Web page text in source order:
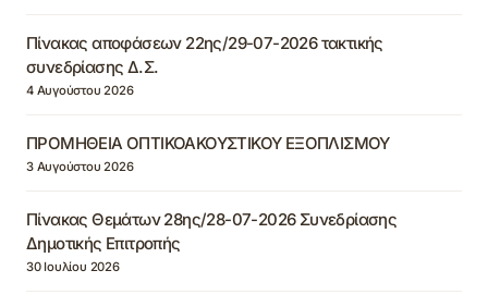
Πίνακας αποφάσεων 22ης/29-07-2026 τακτικής
συνεδρίασης Δ.Σ.
4 Αυγούστου 2026
ΠΡΟΜΗΘΕΙΑ ΟΠΤΙΚΟΑΚΟΥΣΤΙΚΟΥ ΕΞΟΠΛΙΣΜΟΥ
3 Αυγούστου 2026
Πίνακας Θεμάτων 28ης/28-07-2026 Συνεδρίασης
Δημοτικής Επιτροπής
30 Ιουλίου 2026